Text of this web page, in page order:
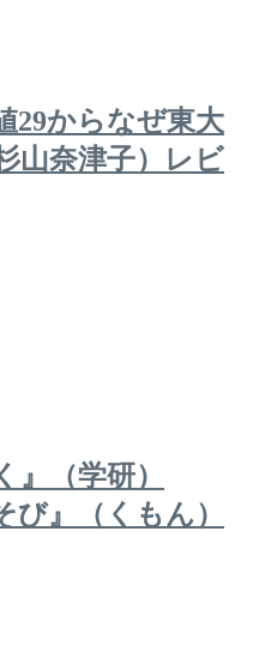
29からなぜ東大
山奈津子）レビ
（学研）
』（くもん）